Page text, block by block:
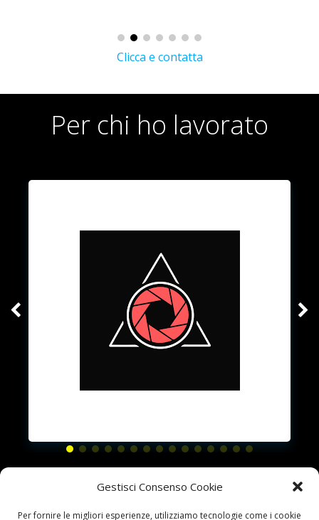
Gestisci Consenso Cookie
Per fornire le migliori esperienze, utilizziamo tecnologie come i cookie
Clicca e contatta
Per chi ho lavorato
Chiama il 3246882509